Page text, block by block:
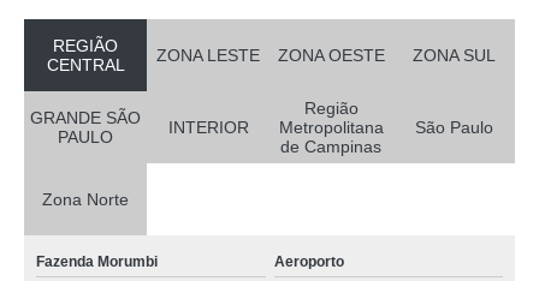
REGIÃO
CENTRAL
ZONA LESTE ZONA OESTE ZONA SUL
GRANDE SÃO
PAULO
INTERIOR
Região
Metropolitana
de Campinas
São Paulo
Zona Norte
Fazenda Morumbi Aeroporto